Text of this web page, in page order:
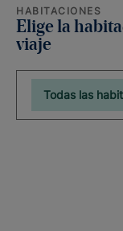
HABITACIONES
Elige la
viaje
Todas las